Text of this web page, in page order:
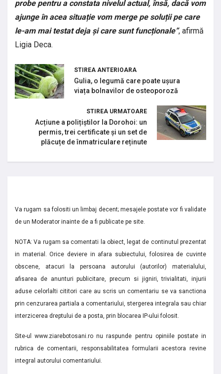
probe pentru a constata nivelul actual, însă, dacă vom
ajunge în acea situație vom merge pe soluții pe care
le-am mai testat deja și care sunt funcționale”, afirmă
Ligia Deca.
STIREA ANTERIOARA
Gulia, o legumă care poate ușura
viața bolnavilor de osteoporoză
STIREA URMATOARE
Acțiune a polițiștilor la Dorohoi: un
permis, trei certificate și un set de
plăcuțe de înmatriculare reținute
Va rugam sa folositi un limbaj decent; mesajele postate vor fi validate
de un Moderator inainte de a fi publicate pe site.
NOTA: Va rugam sa comentati la obiect, legat de continutul prezentat
in material. Orice deviere in afara subiectului, folosirea de cuvinte
obscene, atacuri la persoana autorului (autorilor) materialului,
afisarea de anunturi publicitare, precum si jigniri, trivialitati, injurii
aduse celorlalti cititori care au scris un comentariu se va sanctiona
prin cenzurarea partiala a comentariului, stergerea integrala sau chiar
interzicerea dreptului de a posta, prin blocarea IP-ului folosit.
Site-ul www.ziarebotosani.ro nu raspunde pentru opiniile postate in
rubrica de comentarii, responsabilitatea formularii acestora revine
integral autorului comentariului.